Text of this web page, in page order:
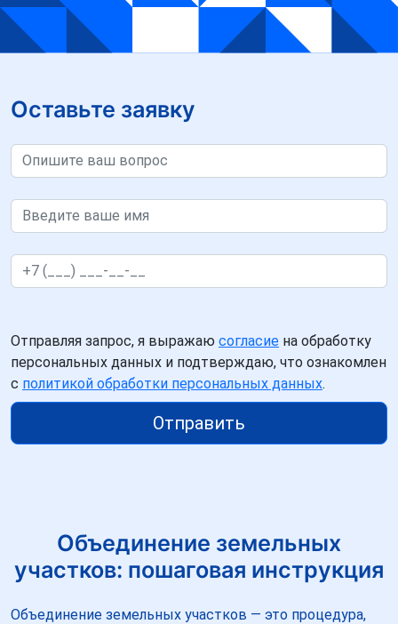
Оставьте заявку
Отправляя запрос, я выражаю согласие на обработку
персональных данных и подтверждаю, что ознакомлен
с политикой обработки персональных данных.
Отправить
Объединение земельных
участков: пошаговая инструкция
Объединение земельных участков — это процедура,